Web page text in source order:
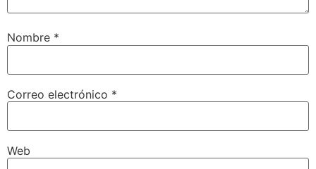
Nombre *
Correo electrónico *
Web